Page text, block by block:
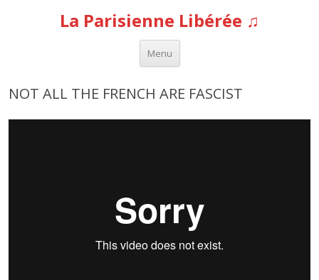
La Parisienne Libérée ♫
Menu
Aller au contenu
NOT ALL THE FRENCH ARE FASCIST